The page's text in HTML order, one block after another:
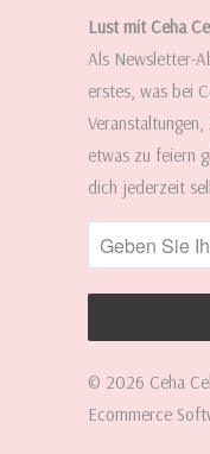
Lust mit Ceha
Als Newsletter-
erstes, was bei
etwas zu feiern
dich jederzeit
© 2026 Ceha
Ecommerce